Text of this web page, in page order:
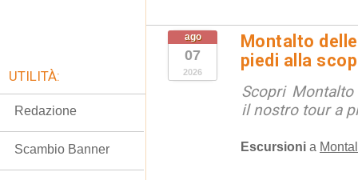
ago
07
2026
Montalto
piedi alla
Scopri
il nostro tour a
Escursioni a
UTILITÀ:
Redazione
Scambio Banner